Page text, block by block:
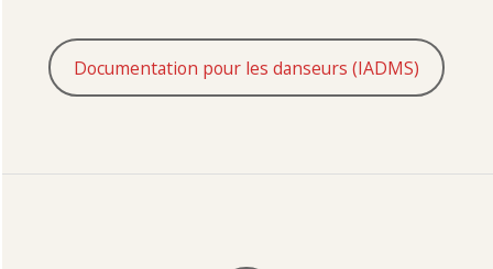
Documentation pour les danseurs (IADMS)